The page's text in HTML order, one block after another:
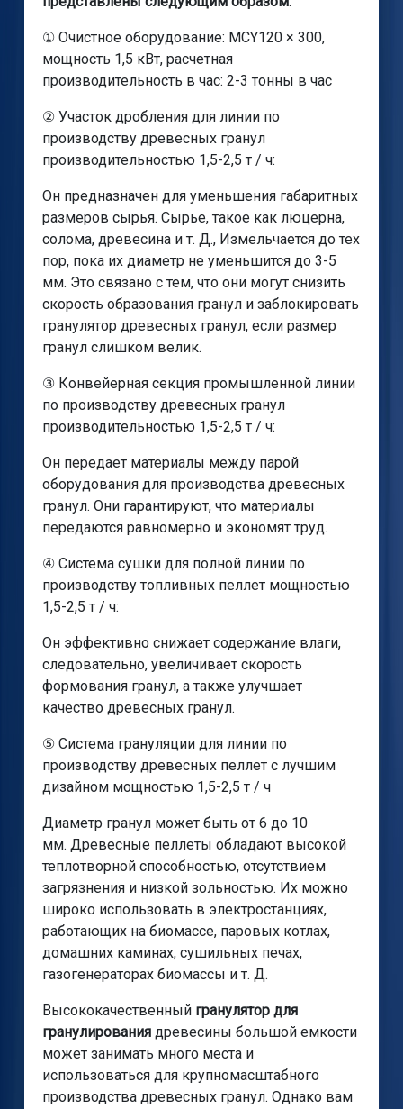
① Очистное оборудование: MCY120 × 300,
мощность 1,5 кВт, расчетная
производительность в час: 2-3 тонны в час
② Участок дробления для линии по
производству древесных гранул
производительностью 1,5-2,5 т / ч:
Он предназначен для уменьшения габаритных
размеров сырья. Сырье, такое как люцерна,
солома, древесина и т. Д., Измельчается до тех
пор, пока их диаметр не уменьшится до 3-5
мм. Это связано с тем, что они могут снизить
скорость образования гранул и заблокировать
гранулятор древесных гранул, если размер
гранул слишком велик.
③ Конвейерная секция промышленной линии
по производству древесных гранул
производительностью 1,5-2,5 т / ч:
Он передает материалы между парой
оборудования для производства древесных
гранул. Они гарантируют, что материалы
передаются равномерно и экономят труд.
④ Система сушки для полной линии по
производству топливных пеллет мощностью
1,5-2,5 т / ч:
Он эффективно снижает содержание влаги,
следовательно, увеличивает скорость
формования гранул, а также улучшает
качество древесных гранул.
⑤ Система грануляции для линии по
производству древесных пеллет с лучшим
дизайном мощностью 1,5-2,5 т / ч
Диаметр гранул может быть от 6 до 10
мм. Древесные пеллеты обладают высокой
теплотворной способностью, отсутствием
загрязнения и низкой зольностью. Их можно
широко использовать в электростанциях,
работающих на биомассе, паровых котлах,
домашних каминах, сушильных печах,
газогенераторах биомассы и т. Д.
Высококачественный гранулятор для
гранулированиядревесины большой емкости
может занимать много места и
использоваться для крупномасштабного
производства древесных гранул. Однако вам